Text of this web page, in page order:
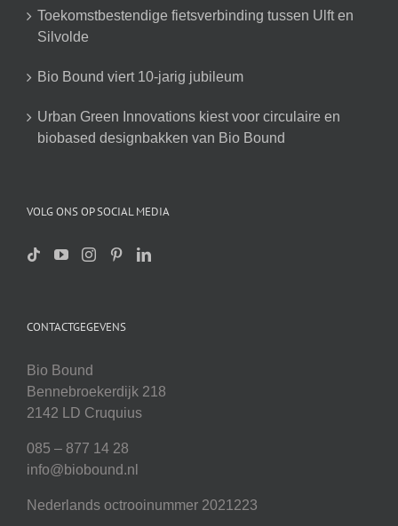
Toekomstbestendige fietsverbinding tussen Ulft en
Silvolde
Bio Bound viert 10-jarig jubileum
Urban Green Innovations kiest voor circulaire en
biobased designbakken van Bio Bound
VOLG ONS OP SOCIAL MEDIA
CONTACTGEGEVENS
Bio Bound
Bennebroekerdijk 218
2142 LD Cruquius
085 – 877 14 28
info@biobound.nl
Nederlands octrooinummer 2021223